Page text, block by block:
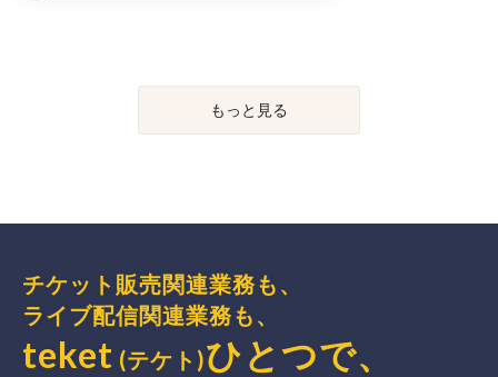
もっと見る
チケット販売関連業務も、
ライブ配信関連業務も、
teket (テケト)ひとつで、